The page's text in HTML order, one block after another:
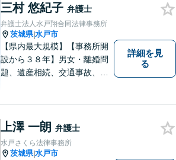
もに最善の解決を目指しま
す。
三村 悠紀子 弁護士
弁護士法人水戸翔合同法律事務所
茨城県|水戸市
【県内最大規模】【事務所開
設から３８年】男女・離婚問
題、遺産相続、交通事故、労
りごとがあればお気軽にご相
談ください！お一人おひとり
に誠実に向き合います。
詳細を見
る
上澤 一朗 弁護士
水戸さくら法律事務所
茨城県|水戸市